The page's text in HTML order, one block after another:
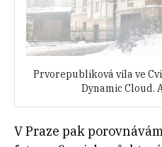
Prvorepubliková vila ve
Dynamic Cloud.
V Praze pak